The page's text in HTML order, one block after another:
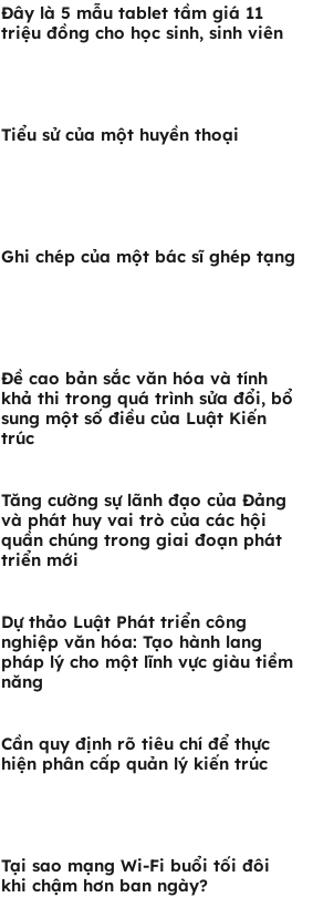
Đây là 5 mẫu tablet tầm giá 11
triệu đồng cho học sinh, sinh viên
Tiểu sử của một huyền thoại
Ghi chép của một bác sĩ ghép tạng
Đề cao bản sắc văn hóa và tính
khả thi trong quá trình sửa đổi, bổ
sung một số điều của Luật Kiến
trúc
Tăng cường sự lãnh đạo của Đảng
và phát huy vai trò của các hội
quần chúng trong giai đoạn phát
triển mới
Dự thảo Luật Phát triển công
nghiệp văn hóa: Tạo hành lang
pháp lý cho một lĩnh vực giàu tiềm
năng
Cần quy định rõ tiêu chí để thực
hiện phân cấp quản lý kiến trúc
Tại sao mạng Wi-Fi buổi tối đôi
khi chậm hơn ban ngày?